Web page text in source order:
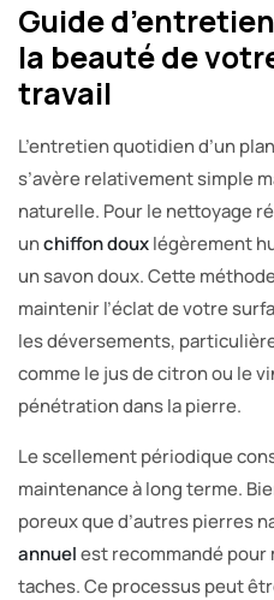
Guide
la beauté de
travail
L’entretien quotidien d’un
s’avère relativement simple
naturelle. Pour le nettoyage
unchiffon douxlégèrement
un savon doux. Cette
maintenir l’éclat de votre
les déversements,
comme le jus de citron ou le
pénétration dans la pierre.
Le scellement périodique
maintenance à long terme.
poreux que d’autres pierres
annuelest recommandé pour
taches. Ce processus peut